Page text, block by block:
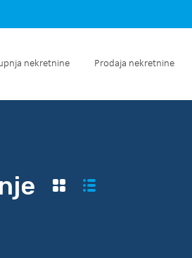
Kupnja nekretnine Prodaja
nekretnine Prodaja nekretnine